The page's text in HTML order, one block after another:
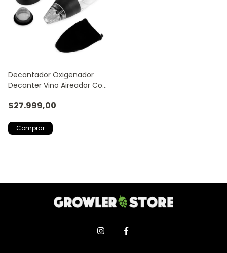
Decantador Oxigenador
Decanter Vino Aireador Con
$27.999,00